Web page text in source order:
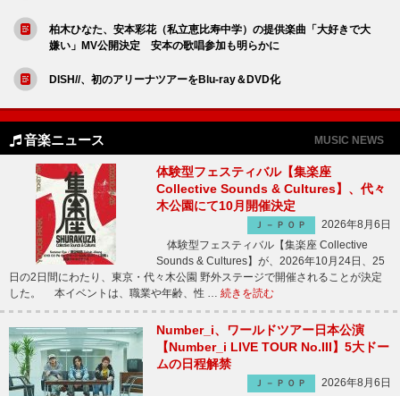
柏木ひなた、安本彩花（私立恵比寿中学）の提供楽曲「大好きで大
嫌い」MV公開決定 安本の歌唱参加も明らかに
DISH//、初のアリーナツアーをBlu-ray＆DVD化
音楽ニュース MUSIC NEWS
体験型フェスティバル【集楽座
Collective Sounds & Cultures】、代々
木公園にて10月開催決定
Ｊ－ＰＯＰ
2026年8月6日
体験型フェスティバル【集楽座 Collective
Sounds & Cultures】が、2026年10月24日、25
日の2日間にわたり、東京・代々木公園 野外ステージで開催されることが決定
した。 本イベントは、職業や年齢、性 … 続きを読む
Number_i、ワールドツアー日本公演
【Number_i LIVE TOUR No.III】5大ドー
ムの日程解禁
Ｊ－ＰＯＰ
2026年8月6日